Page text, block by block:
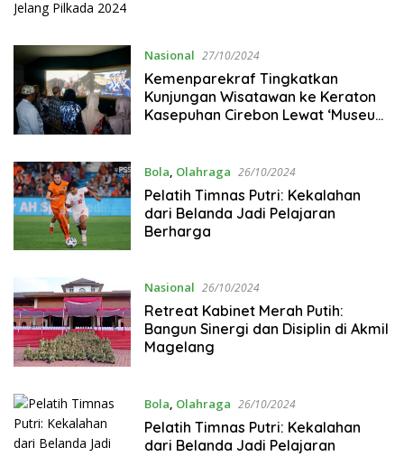
Nasional 27/10/2024
Kemenparekraf Tingkatkan
Kunjungan Wisatawan ke Keraton
Kasepuhan Cirebon Lewat ‘Museum
Bola Olahraga 26/10/2024
Pelatih Timnas Putri: Kekalahan
dari Belanda Jadi Pelajaran
Berharga
Nasional 26/10/2024
Retreat Kabinet Merah Putih:
Bangun Sinergi dan Disiplin di Akmil
Magelang
Bola Olahraga 26/10/2024
Pelatih Timnas Putri: Kekalahan
dari Belanda Jadi Pelajaran